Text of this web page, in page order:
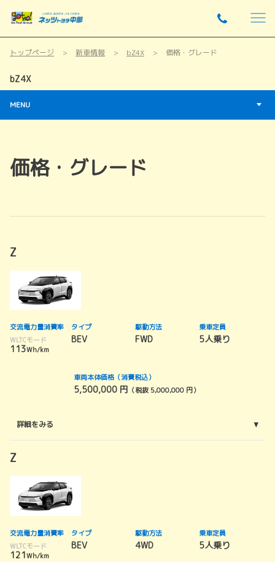
トップページ 新車情報 bZ4X 価格・グレード
bZ4X
MENU
価格・グレード
Z
交流電力量消費率
WLTCモード
113Wh/km
タイプ
BEV
駆動方法
FWD
乗車定員
5人乗り
車両本体価格（消費税込）
5,500,000 円 （税抜 5,000,000 円）
詳細をみる
Z
交流電力量消費率
WLTCモード
121Wh/km
タイプ
BEV
駆動方法
4WD
乗車定員
5人乗り